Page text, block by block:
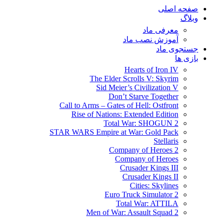
صفحه اصلی
وبلاگ
معرفی ماد
آموزش نصب ماد
جستجوی ماد
بازی ها
Hearts of Iron IV
The Elder Scrolls V: Skyrim
Sid Meier’s Civilization V
Don’t Starve Together
Call to Arms – Gates of Hell: Ostfront
Rise of Nations: Extended Edition
Total War: SHOGUN 2
STAR WARS Empire at War: Gold Pack
Stellaris
Company of Heroes 2
Company of Heroes
Crusader Kings III
Crusader Kings II
Cities: Skylines
Euro Truck Simulator 2
Total War: ATTILA
Men of War: Assault Squad 2